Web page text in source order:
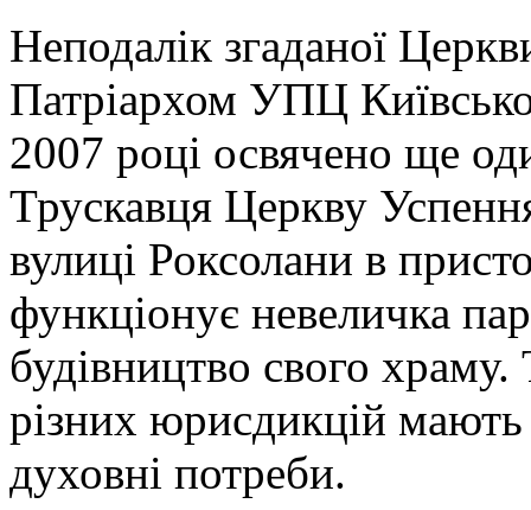
Неподалік згаданої
Патріархом УПЦ
2007 році освячено ще
Трускавця Церкву
вулиці Роксолани в
функціонує невеличка
будівництво свого
різних юрисдикцій мають
духовні потреби.